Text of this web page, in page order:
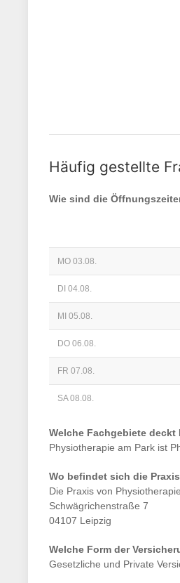
Häufig gestellte
Wie sind die
MO 03.08.
DI 04.08.
MI 05.08.
DO 06.08.
FR 07.08.
SA 08.08.
Welche Fachgebiete deckt
Physiotherapie am Park ist
Wo befindet sich die
Die Praxis von
Schwägrichenstraße 7
04107 Leipzig
Welche Form der
Gesetzliche und Private